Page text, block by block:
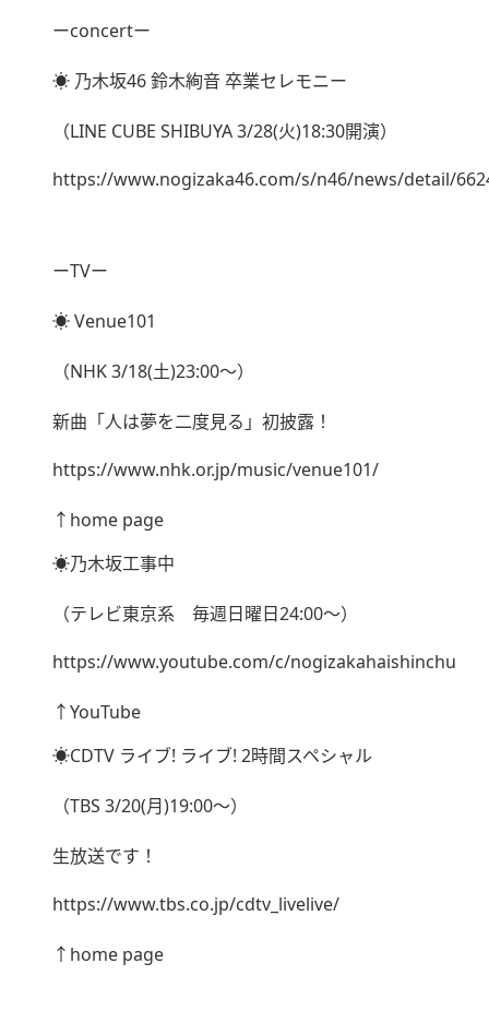
ーconcertー
☀︎ 乃木坂46 鈴木絢音 卒業セレモニー
（LINE CUBE SHIBUYA 3/28(火)18:30開演）
https://www.nogizaka46.com/s/n46/news/detail/
ーTVー
☀︎ Venue101
（NHK 3/18(土)23:00〜）
新曲「人は夢を二度見る」初披露！
https://www.nhk.or.jp/music/venue101/
↑home page
☀︎乃木坂工事中
（テレビ東京系 毎週日曜日24:00〜）
https://www.youtube.com/c/nogizakahaishinchu
↑YouTube
☀︎CDTV ライブ! ライブ! 2時間スペシャル
（TBS 3/20(月)19:00〜）
生放送です！
https://www.tbs.co.jp/cdtv_livelive/
↑home page